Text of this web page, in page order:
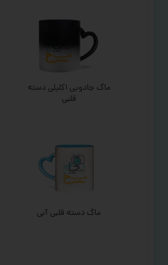
ماگ جادویی اکلیلی دسته
قلبی
ماگ دسته قلبی آبی